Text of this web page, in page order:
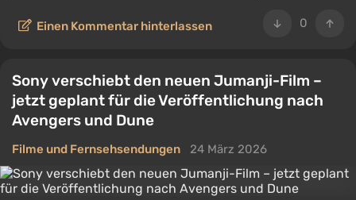
0
Einen Kommentar hinterlassen
Sony verschiebt den neuen Jumanji-Film –
jetzt geplant für die Veröffentlichung nach
Avengers und Dune
Filme und Fernsehsendungen 24 März 2026